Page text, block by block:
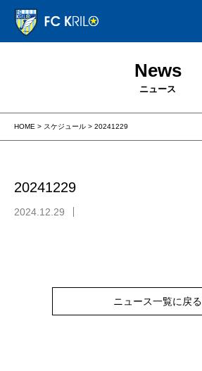
News
ニュース
HOME > スケジュール > 20241229
20241229
2024.12.29
ニュース一覧に戻る